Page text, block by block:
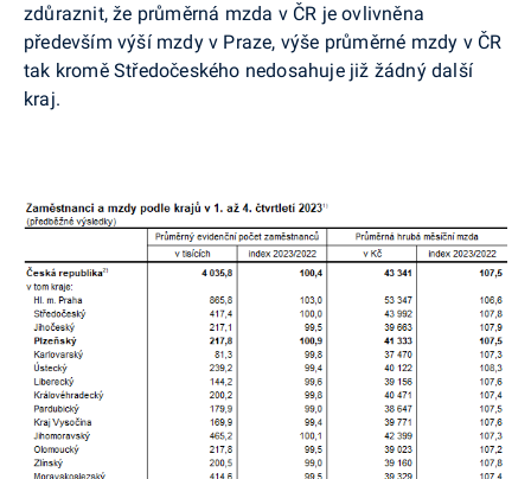
zdůraznit, že průměrná mzda v ČR je ovlivněna
především výší mzdy v Praze, výše průměrné mzdy v ČR
tak kromě Středočeského nedosahuje již žádný další
kraj.